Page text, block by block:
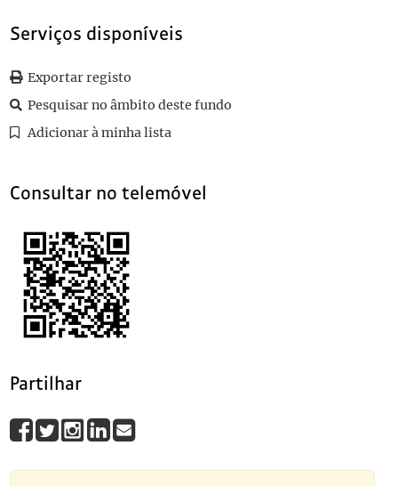
Sem título
1916-04-17
0066
Sem título
0111 Sem título
Serviços disponíveis
Exportar registo
Pesquisar no âmbito deste fundo
Adicionar à minha lista
Consultar no telemóvel
Partilhar